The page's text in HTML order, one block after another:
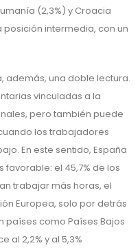
(2,3%) y Croacia
posición intermedia, con un
además, una doble lectura.
vinculadas a la
pero también puede
los trabajadores
En este sentido, España
el 45,7% de los
trabajar más horas, el
Europea, solo por detrás
países como Países Bajos
al 2,2% y al 5,3%